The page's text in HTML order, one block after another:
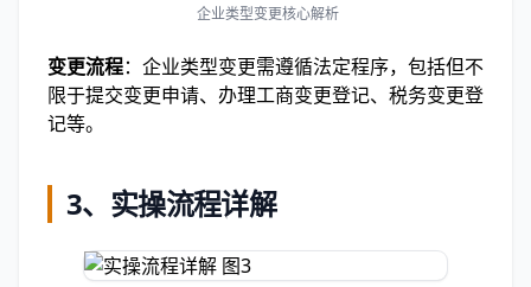
企业类型变更核心解析
变更流程：企业类型变更需遵循法定程序，包括但不
限于提交变更申请、办理工商变更登记、税务变更登
记等。
3、实操流程详解